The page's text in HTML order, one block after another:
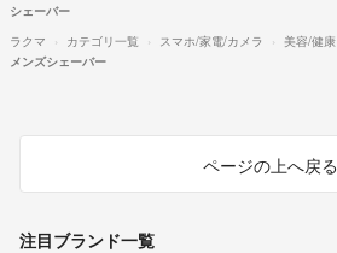
シェーバー
ラクマ
カテゴリ一覧 スマホ/家電/カメラ 美容/健康
メンズシェーバー
ページの上へ戻る
注目ブランド一覧